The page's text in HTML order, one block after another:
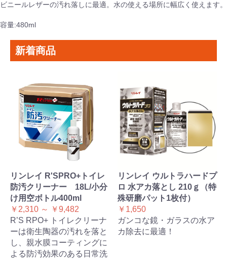
ビニールレザーの汚れ落しに最適。水の使える場所に幅広く使えます。
容量:480ml
新着商品
リンレイ R'SPRO+トイレ
防汚クリーナー 18L/小分
け用空ボトル400ml
￥2,310 ～ ￥9,482
R’S RPO+ トイレクリーナ
ーは衛生陶器の汚れを落と
し、親水膜コーティングに
よる防汚効果のある日常洗
リンレイ ウルトラハードプ
ロ 水アカ落とし 210ｇ（特
殊研磨パット1枚付）
￥1,650
ガンコな鏡・ガラスの水ア
カ除去に最適！